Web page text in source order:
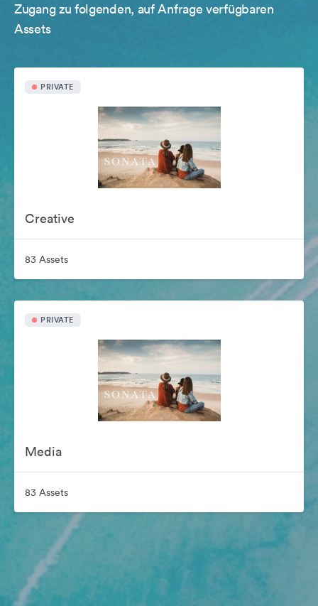
Zugang zu folgenden, auf Anfrage verfügbaren
Assets
PRIVATE
Creative
83 Assets
PRIVATE
Media
83 Assets